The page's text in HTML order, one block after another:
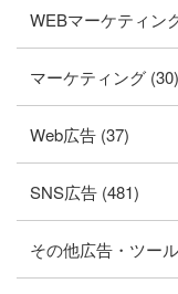
WEBマーケティン
マーケティング (30)
Web広告 (37)
SNS広告 (481)
その他広告・ツー